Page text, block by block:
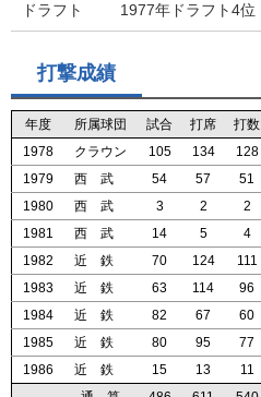
ドラフト 1977年ドラフト4位
打撃成績
年度 所属球団 試合 打席 打数
1978
クラウン 105 134 128
1979
西 武 54 57 51
1980
西 武 3 2 2
1981
西 武 14 5 4
1982
近 鉄 70 124 111
1983
近 鉄 63 114 96
1984
近 鉄 82 67 60
1985
近 鉄 80 95 77
1986
近 鉄 15 13 11
年度 所属球団 試合 打席 打数
1978
クラウン 105 134 128
1979
西 武 54 57 51
1980
西 武 3 2 2
1981
西 武 14 5 4
1982
近 鉄 70 124 111
1983
近 鉄 63 114 96
1984
近 鉄 82 67 60
1985
近 鉄 80 95 77
1986
近 鉄 15 13 11
年度 所属球団 試合 打席 打数
1978
クラウン 105 134 128
1979
西 武 54 57 51
1980
西 武 3 2 2
1981
西 武 14 5 4
1982
近 鉄 70 124 111
1983
近 鉄 63 114 96
1984
近 鉄 82 67 60
1985
近 鉄 80 95 77
1986
近 鉄 15 13 11
年度 所属球団 試合 打席 打数
1978
クラウン 105 134 128
1979
西 武 54 57 51
1980
西 武 3 2 2
1981
西 武 14 5 4
1982
近 鉄 70 124 111
1983
近 鉄 63 114 96
1984
近 鉄 82 67 60
1985
近 鉄 80 95 77
1986
近 鉄 15 13 11